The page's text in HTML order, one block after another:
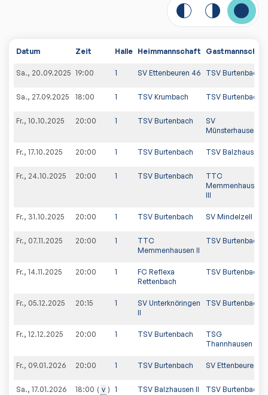
Datum Zeit Halle Heimmannschaft Gastmannschaft
Sa., 20.09.2025 19:00 1 SV Ettenbeuren 46 TSV Burtenbach
Sa., 27.09.2025 18:00 1 TSV Krumbach TSV Burtenbach
Fr., 10.10.2025 20:00 1 TSV Burtenbach
SV
Münsterhausen
Fr., 17.10.2025 20:00 1 TSV Burtenbach TSV Balzhausen II
Fr., 24.10.2025 20:00 1 TSV Burtenbach
TTC
Memmenhausen
III
Fr., 31.10.2025 20:00 1 TSV Burtenbach SV Mindelzell II
Fr., 07.11.2025 20:00 1
TTC
Memmenhausen II
TSV Burtenbach
Fr., 14.11.2025 20:00 1
FC Reflexa
Rettenbach
TSV Burtenbach
Fr., 05.12.2025 20:15 1
SV Unterknöringen
II
TSV Burtenbach
Fr., 12.12.2025 20:00 1 TSV Burtenbach
TSG
Thannhausen II
Fr., 09.01.2026 20:00 1 TSV Burtenbach SV Ettenbeuren 46
Sa., 17.01.2026 18:00 v 1 TSV Balzhausen II TSV Burtenbach